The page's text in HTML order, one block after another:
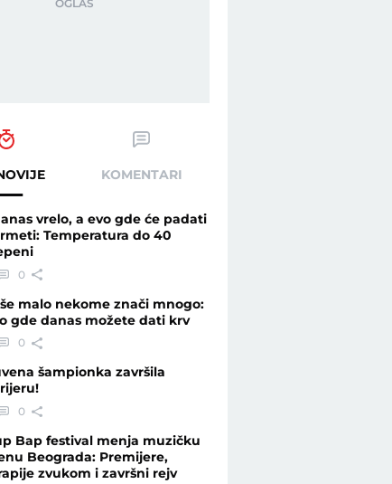
Vesti - Telegraf.rs
KOMENTARI
vrelo, a evo gde će padati
Temperatura do 40
0
malo nekome znači mnogo:
gde danas možete dati krv
0
šampionka završila
0
Bap festival menja muzičku
Beograda: Premijere,
zvukom i završni rejv